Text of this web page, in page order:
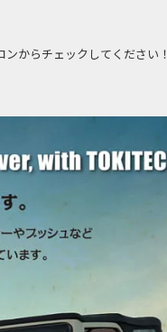
らチェックしてください！